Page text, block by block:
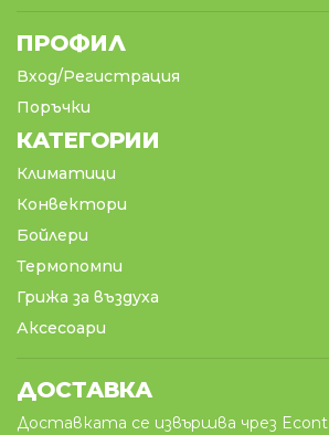
ПРОФИЛ
Вход/Регистрация
Поръчки
КАТЕГОРИИ
Климатици
Конвектори
Бойлери
Термопомпи
Грижа за въздуха
Аксесоари
ДОСТАВКА
Доставката се извършва чрез Econt